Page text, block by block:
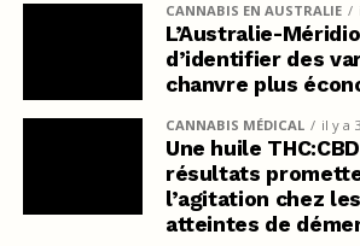
CANNABIS EN AUSTRALIE
L’Australie-
d’identifier des
chanvre plus
CANNABIS MÉDICAL il y a
Une huile
résultats
l’agitation chez
atteintes de